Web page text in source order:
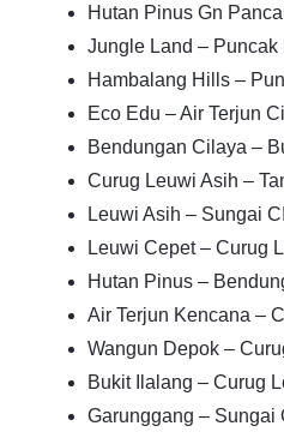
Hutan Pinus Gn
Jungle Land – Puncak
Hambalang Hills –
Eco Edu – Air Terjun
Bendungan Cilaya –
Curug Leuwi Asih –
Leuwi Asih – Sungai
Leuwi Cepet – Curug
Hutan Pinus –
Air Terjun Kencana –
Wangun Depok –
Bukit Ilalang – Curug
Garunggang – Sungai